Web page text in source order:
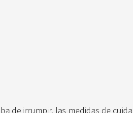
de irrumpir, las medidas de